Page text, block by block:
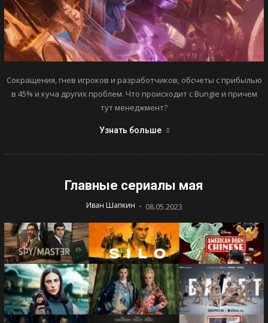
Сокращения, гнев игроков и разработчиков, обсчеты с прибылью
в 45% и куча других проблем. Что происходит с Bungie и причем
тут менеджмент?
Узнать больше
Главные сериалы мая
Иван Шапкин - 08.05.2023